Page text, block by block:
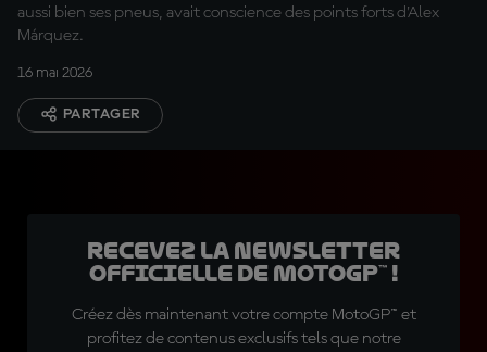
aussi bien ses pneus, avait conscience des points forts d'Alex
Márquez.
16 mai 2026
PARTAGER
Recevez la Newsletter
officielle de MotoGP™ !
Créez dès maintenant votre compte MotoGP™ et
profitez de contenus exclusifs tels que notre